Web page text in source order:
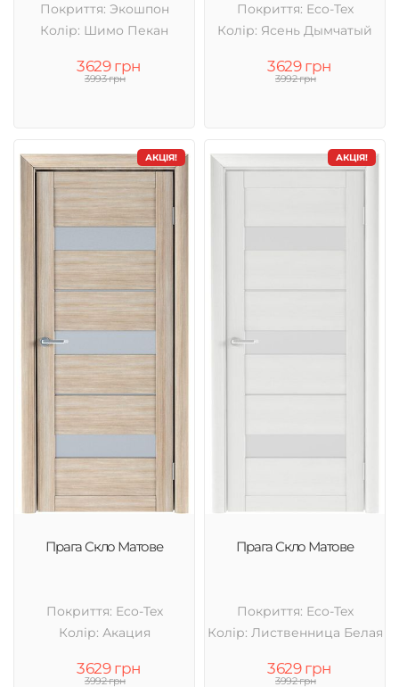
Покриття: Экошпон
Колір: Шимо Пекан
3629 грн
3993 грн
Покриття: Eco-Tex
Колір: Ясень Дымчатый
3629 грн
3992 грн
АКЦІЯ!
Прага Скло Матове
Покриття: Eco-Tex
Колір: Акация
3629 грн
3992 грн
АКЦІЯ!
Прага Скло Матове
Покриття: Eco-Tex
Колір: Лиственница Белая
3629 грн
3992 грн